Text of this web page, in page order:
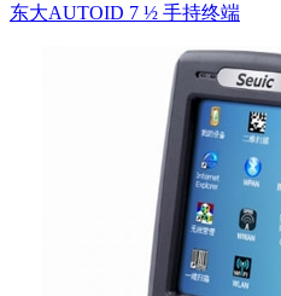
东大AUTOID 7 ½ 手持终端